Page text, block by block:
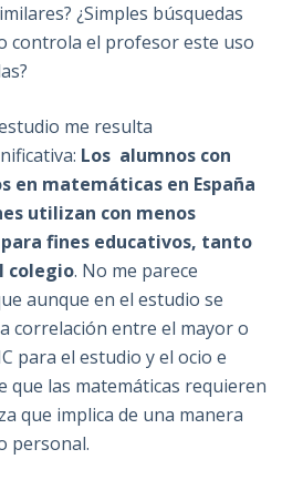
¿Simples búsquedas
controla el profesor este uso
me resulta
Los alumnos con
en matemáticas en España
utilizan con menos
fines educativos, tanto
colegio. No me parece
aunque en el estudio se
correlación entre el mayor o
para el estudio y el ocio e
que las matemáticas requieren
que implica de una manera
personal.